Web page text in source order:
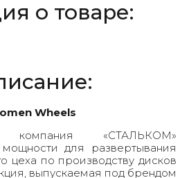
Black
о товаре:
Wheels
компания «СТАЛЬКОМ»
для развертывания
цеха по производству дисков
выпускаемая под брендом